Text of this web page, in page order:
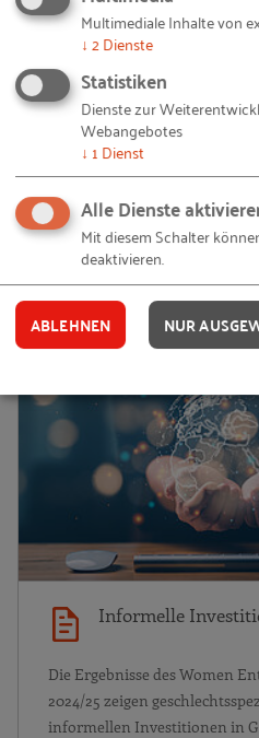
Kapital für alle?
Dialogs "45 Minuten Global
(GEM)"
PRESSEMITTEILUNG
Informelle
Die Ergebnisse des Women
2024/25 zeigen
informellen Investitionen in
Multimediale Inhalte von
↓ 2Dienste
Statistiken
Dienste zur
Webangebotes
↓ 1 Dienst
Alle Dienste
Mit diesem Schalter
deaktivieren.
ABLEHNEN NUR